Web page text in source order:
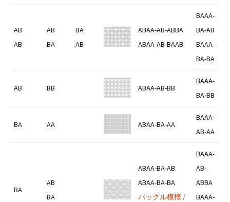
AB
AB
AB
BA
BA
AB
ABAA-AB-ABBA
ABAA-AB-BAAB
BAAA-
BA-AB
BAAA-
BA-BA
AB BB ABAA-AB-BB
BAAA-
BA-BB
BA AA ABAA-BA-AA
BAAA-
AB-AA
BA
AB
BA
ABAA-BA-AB
ABAA-BA-BA
バックル模様 /
BAAA-
AB-
ABBA
BAAA-